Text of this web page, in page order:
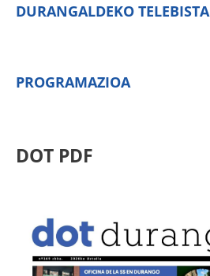
DURANGALDEKO TELEBISTA
PROGRAMAZIOA
DOT PDF